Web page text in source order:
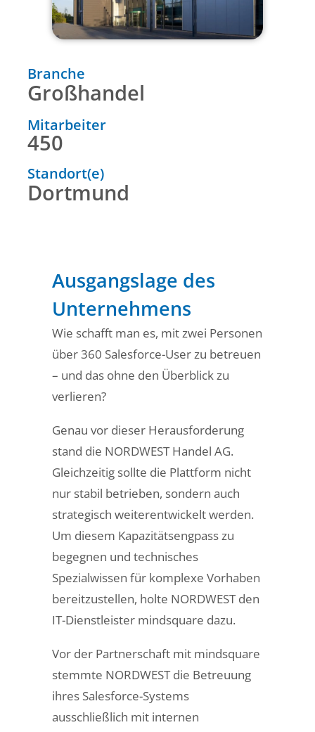
Branche
Großhandel
Mitarbeiter
450
Standort(e)
Dortmund
Ausgangslage des
Unternehmens
Wie schafft man es, mit zwei Personen
über 360 Salesforce-User zu betreuen
– und das ohne den Überblick zu
verlieren?
Genau vor dieser Herausforderung
stand die NORDWEST Handel AG.
Gleichzeitig sollte die Plattform nicht
nur stabil betrieben, sondern auch
strategisch weiterentwickelt werden.
Um diesem Kapazitätsengpass zu
begegnen und technisches
Spezialwissen für komplexe Vorhaben
bereitzustellen, holte NORDWEST den
IT-Dienstleister mindsquare dazu.
Vor der Partnerschaft mit mindsquare
stemmte NORDWEST die Betreuung
ihres Salesforce-Systems
ausschließlich mit internen